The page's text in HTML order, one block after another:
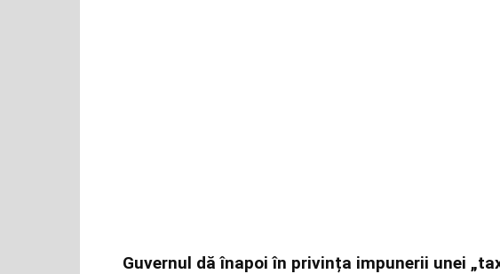
Guvernul dă înapoi în privința impunerii unei